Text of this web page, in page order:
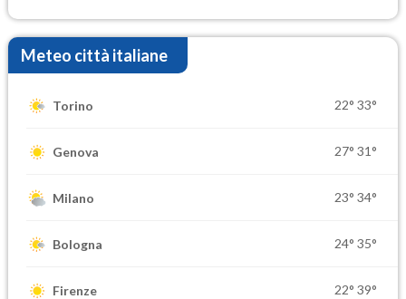
Meteo città italiane
Torino 22° 33°
Genova 27° 31°
Milano 23° 34°
Bologna 24° 35°
Firenze 22° 39°